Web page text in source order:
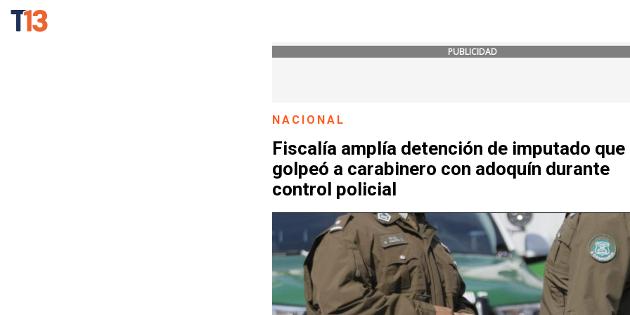
PUBLICIDAD
NACIONAL
Fiscalía amplía detención de imputado que
golpeó a carabinero con adoquín durante
control policial